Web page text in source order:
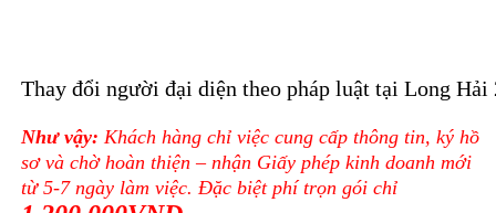
Thay đổi người đại diện theo pháp luật tại Long Hải
Như vậy: Khách hàng chỉ việc cung cấp thông tin, ký hồ
sơ và chờ hoàn thiện – nhận Giấy phép kinh doanh mới
từ 5-7 ngày làm việc. Đặc biệt phí trọn gói chỉ